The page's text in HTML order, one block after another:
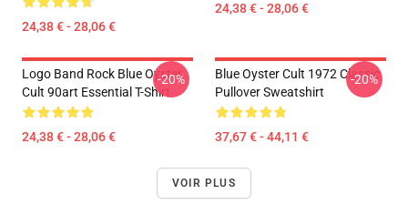
24,38 € - 28,06 €
24,38 € - 28,06 €
Logo Band Rock Blue Oyster
Cult 90art Essential T-Shirt
24,38 € - 28,06 €
-20%
Blue Oyster Cult 1972 Classic
Pullover Sweatshirt
37,67 € - 44,11 €
-20%
VOIR PLUS